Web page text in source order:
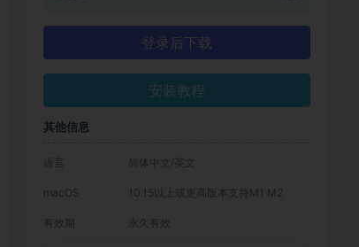
登录后下载
安装教程
其他信息
语言 简体中文/英文
macOS 10.15以上或更高版本支持M1 M2
有效期 永久有效